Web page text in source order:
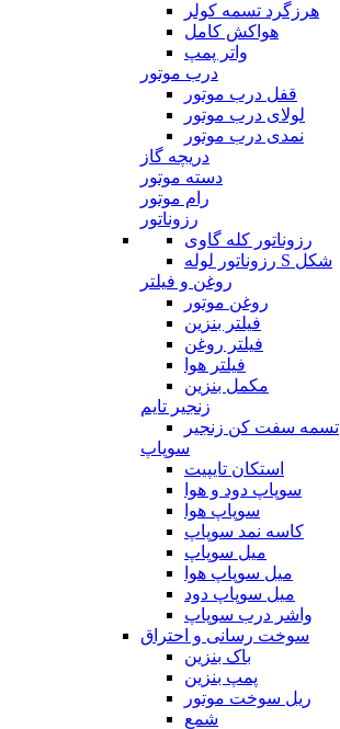
هرزگرد تسمه کولر
هواکش کامل
واتر پمپ
درب موتور
قفل درب موتور
لولای درب موتور
نمدی درب موتور
دریچه گاز
دسته موتور
رام موتور
رزوناتور
رزوناتور کله گاوی
رزوناتور لوله S شکل
روغن و فیلتر
روغن موتور
فیلتر بنزین
فیلتر روغن
فیلتر هوا
مکمل بنزین
زنجیر تایم
تسمه سفت کن زنجیر
سوپاپ
استکان تایپیت
سوپاپ دود و هوا
سوپاپ هوا
کاسه نمد سوپاپ
میل سوپاپ
میل سوپاپ هوا
میل سوپاپ دود
واشر درب سوپاپ
سوخت رسانی و احتراق
باک بنزین
پمپ بنزین
ریل سوخت موتور
شمع